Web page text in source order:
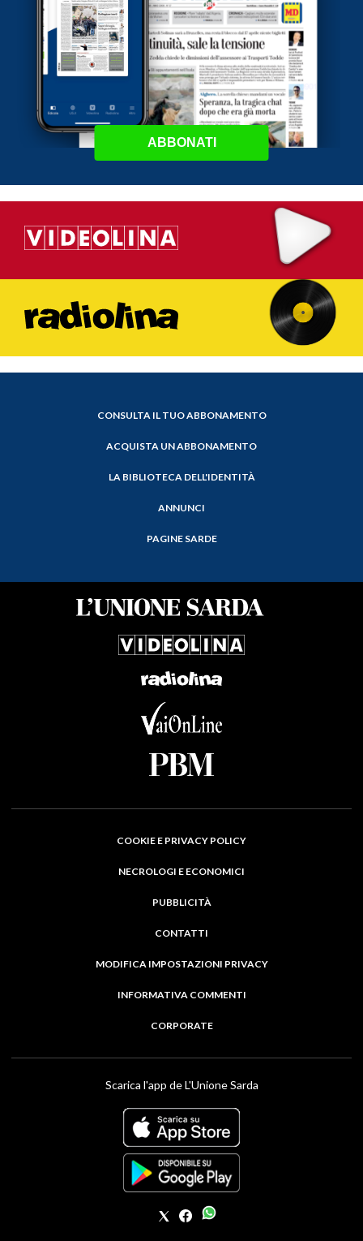
ABBONATI
CONSULTA IL TUO ABBONAMENTO
ACQUISTA UN ABBONAMENTO
LA BIBLIOTECA DELL'IDENTITÀ
ANNUNCI
PAGINE SARDE
COOKIE E PRIVACY POLICY
NECROLOGI E ECONOMICI
PUBBLICITÀ
CONTATTI
MODIFICA IMPOSTAZIONI PRIVACY
INFORMATIVA COMMENTI
CORPORATE
Scarica l'app de L'Unione Sarda